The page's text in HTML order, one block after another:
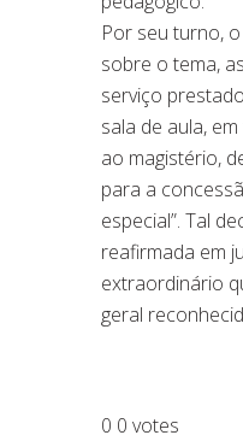
Por seu turno,
sobre o tema,
serviço
sala de aula,
ao magistério,
para a
especial”. Tal
reafirmada em
extraordinário
geral
0 0 votes